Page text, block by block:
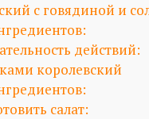
с говядиной и
действий:
королевский
салат: